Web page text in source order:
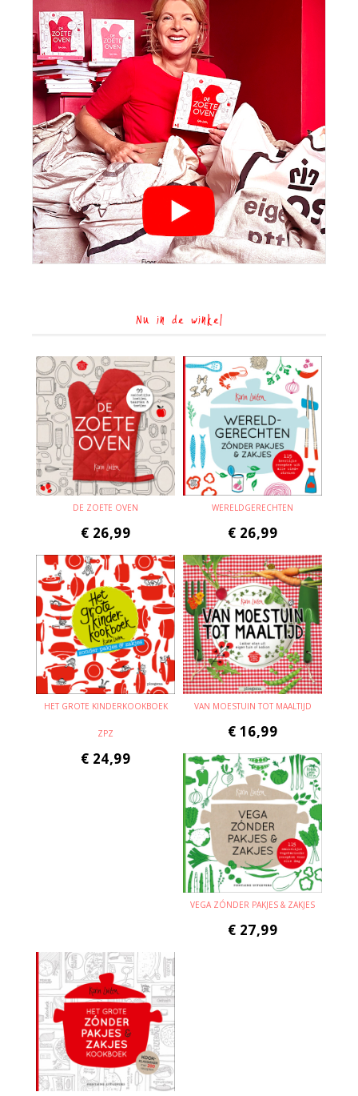
Nu in de winkel
DE ZOETE OVEN
€ 26,99
WERELDGERECHTEN
€ 26,99
HET GROTE KINDERKOOKBOEK
ZPZ
€ 24,99
VAN MOESTUIN TOT MAALTIJD
€ 16,99
VEGA ZÓNDER PAKJES & ZAKJES
€ 27,99